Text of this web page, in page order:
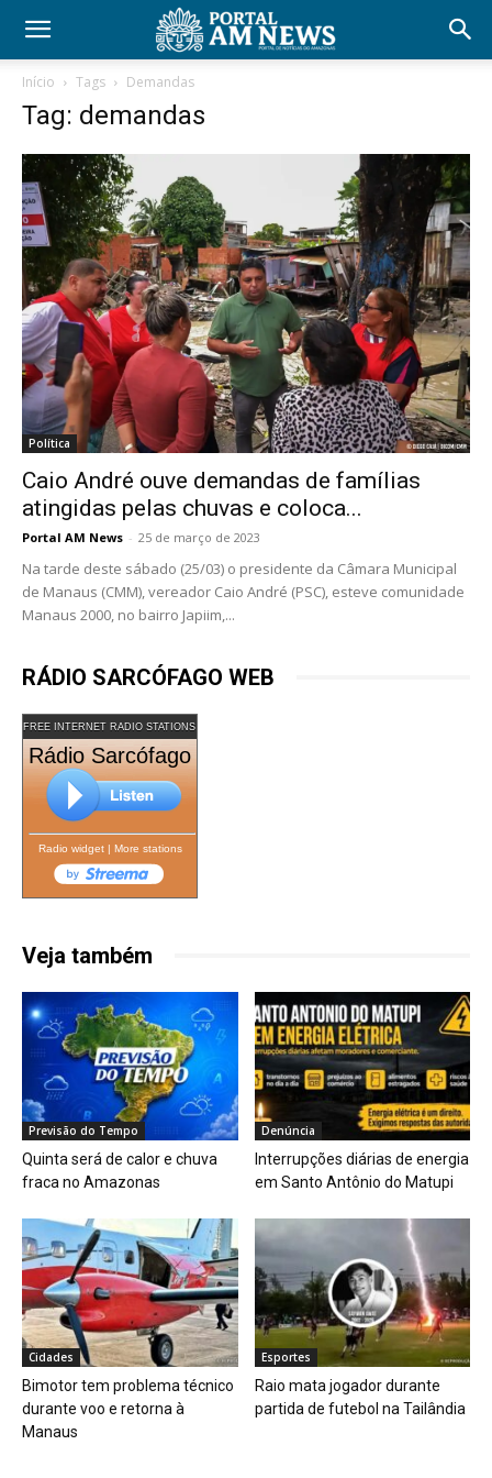
Início Tags Demandas
Tag: demandas
Política
Caio André ouve demandas de famílias
atingidas pelas chuvas e coloca...
Portal AM News - 25 de março de 2023
Na tarde deste sábado (25/03) o presidente da Câmara Municipal
de Manaus (CMM), vereador Caio André (PSC), esteve comunidade
Manaus 2000, no bairro Japiim,...
RÁDIO SARCÓFAGO WEB
FREE INTERNET RADIO STATIONS
Rádio Sarcófago
Radio widget| More stations
Veja também
Previsão do Tempo
Quinta será de calor e chuva
fraca no Amazonas
Denúncia
Interrupções diárias de energia
em Santo Antônio do Matupi
Cidades
Bimotor tem problema técnico
durante voo e retorna à
Manaus
Esportes
Raio mata jogador durante
partida de futebol na Tailândia